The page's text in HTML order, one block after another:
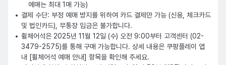
예매는 최대 1매 가능)
결제 수단: 부정 예매 방지를 위하여 카드 결제만 가능 (신용, 체크카드
및 법인카드), 무통장 입금은 불가합니다.
휠체어석은 2025년 11월 12일 (수) 오전 9:00부터 고객센터 (02-
3479-2575)를 통해 구매 가능합니다. 상세 내용은 쿠팡플레이 앱
내 [휠체어석 예매 안내] 항목을 확인해 주세요.